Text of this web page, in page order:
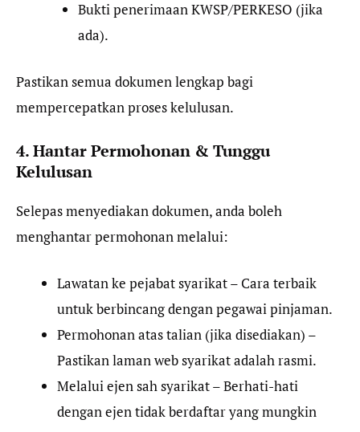
Bukti penerimaan KWSP/PERKESO (jika
ada).
Pastikan semua dokumen lengkap bagi
mempercepatkan proses kelulusan.
4. Hantar Permohonan & Tunggu
Kelulusan
Selepas menyediakan dokumen, anda boleh
menghantar permohonan melalui:
Lawatan ke pejabat syarikat – Cara terbaik
untuk berbincang dengan pegawai pinjaman.
Permohonan atas talian (jika disediakan) –
Pastikan laman web syarikat adalah rasmi.
Melalui ejen sah syarikat – Berhati-hati
dengan ejen tidak berdaftar yang mungkin